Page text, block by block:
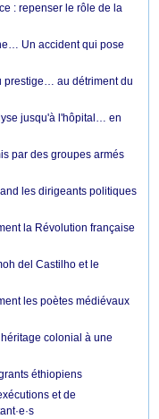
: repenser le rôle de la
Un accident qui pose
prestige… au détriment du
jusqu'à l'hôpital… en
par des groupes armés
les dirigeants politiques
la Révolution française
del Castilho et le
les poètes médiévaux
colonial à une
éthiopiens
et de